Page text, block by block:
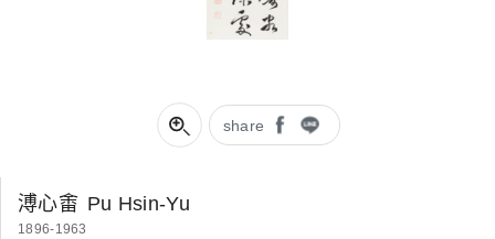
share
溥心畬 Pu Hsin-Yu
1896-1963